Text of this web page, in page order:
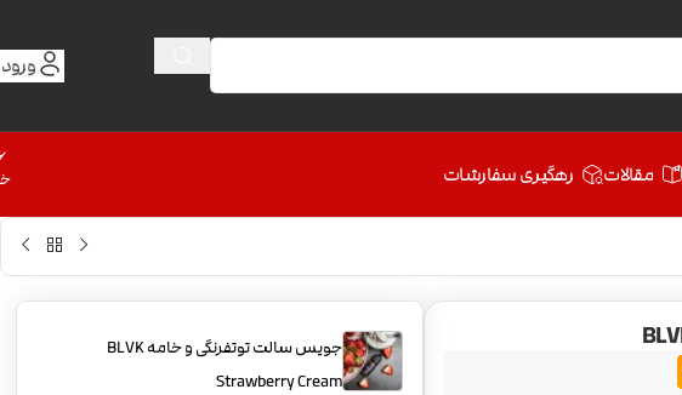
مقالات رهگیری سفارشات
جویس سالت توتفرنگی و خامه BLVK
Strawberry Cream